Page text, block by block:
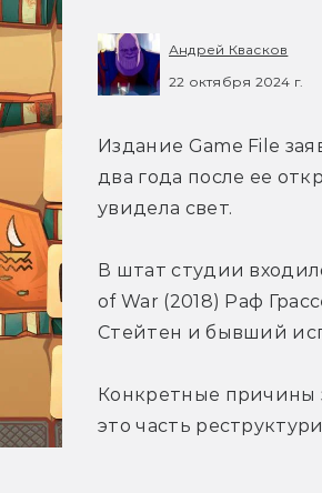
Андрей Квасков
22 октября 2024 г.
Издание Game File
два года после ее
увидела свет.
В штат студии
of War (2018) Раф
Стейтен и бывший
Конкретные причины
это часть